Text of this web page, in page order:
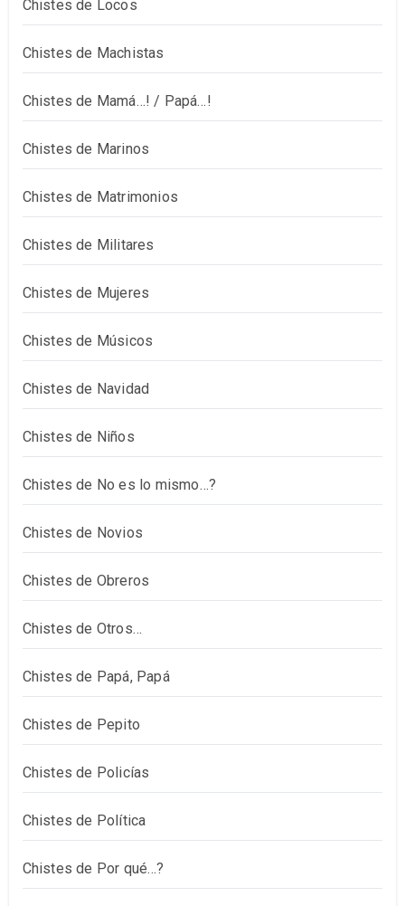
Chistes de Locos
Chistes de Machistas
Chistes de Mamá…! / Papá…!
Chistes de Marinos
Chistes de Matrimonios
Chistes de Militares
Chistes de Mujeres
Chistes de Músicos
Chistes de Navidad
Chistes de Niños
Chistes de No es lo mismo…?
Chistes de Novios
Chistes de Obreros
Chistes de Otros…
Chistes de Papá, Papá
Chistes de Pepito
Chistes de Policías
Chistes de Política
Chistes de Por qué…?